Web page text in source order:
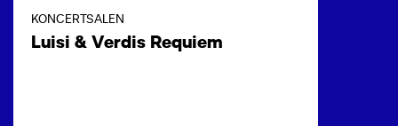
KONCERTSALEN
Luisi & Verdis Requiem